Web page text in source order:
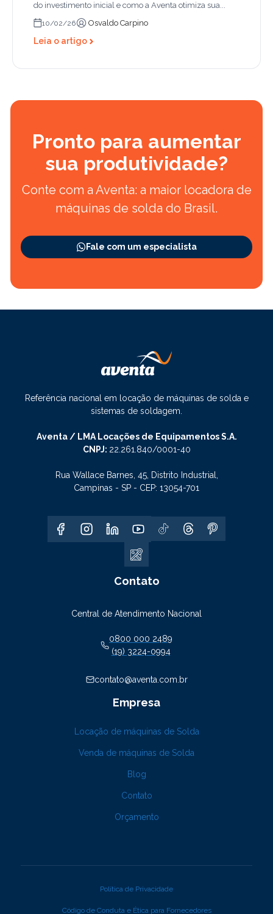
do investimento inicial e como a Aventa otimiza sua...
10/02/26 Osvaldo Carpino
Leia o artigo
Pronto para aumentar
sua produtividade?
Conte com a Aventa: a maior locadora de
máquinas de solda do Brasil.
Fale com um especialista
Referência nacional em locação de máquinas de solda e
sistemas de soldagem.
Aventa / LMA Locações de Equipamentos S.A.
CNPJ: 22.261.840/0001-40
Rua Wallace Barnes, 45, Distrito Industrial,
Campinas - SP - CEP: 13054-701
Contato
Central de Atendimento Nacional
0800 000 2489
(19) 3224-0994
contato@aventa.com.br
Empresa
Locação de máquinas de Solda
Venda de máquinas de Solda
Blog
Contato
Orçamento
Política de Privacidade
Código de Conduta e Ética para Fornecedores